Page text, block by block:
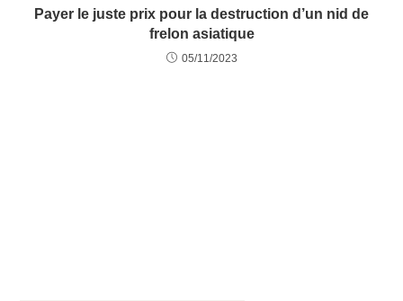
Payer le juste prix pour la destruction d’un nid de
frelon asiatique
05/11/2023